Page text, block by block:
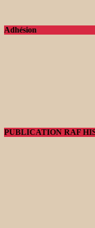
Adhésion
PUBLICATION RAF